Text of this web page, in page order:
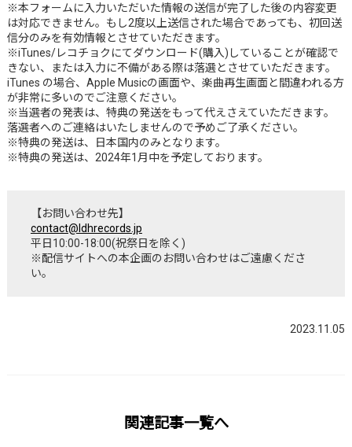
※本フォームに入力いただいた情報の送信が完了した後の内容変更
は対応できません。もし2度以上送信された場合であっても、初回送
信分のみを有効情報とさせていただきます。
※iTunes/レコチョクにてダウンロード(購入)していることが確認で
きない、または入力に不備がある際は落選とさせていただきます。
iTunes の場合、Apple Musicの画面や、楽曲再生画面と間違われる方
が非常に多いのでご注意ください。
※当選者の発表は、特典の発送をもって代えさえていただきます。
落選者へのご連絡はいたしませんので予めご了承ください。
※特典の発送は、日本国内のみとなります。
※特典の発送は、2024年1月中を予定しております。
【お問い合わせ先】
contact@ldhrecords.jp
平日10:00-18:00(祝祭日を除く)
※配信サイトへの本企画のお問い合わせはご遠慮くださ
い。
2023.11.05
関連記事一覧へ